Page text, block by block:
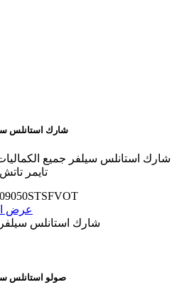
9605 شارك استانلس
تايمر
عرض
9605 صولو استانلس